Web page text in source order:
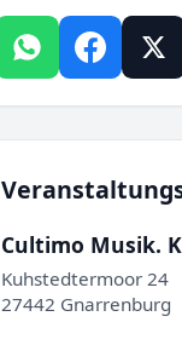
Cultimo Musik.
Kuhstedtermoor 24
27442 Gnarrenburg